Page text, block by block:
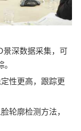
景深数据采集，可
性更高，跟踪更
轮廓检测方法，